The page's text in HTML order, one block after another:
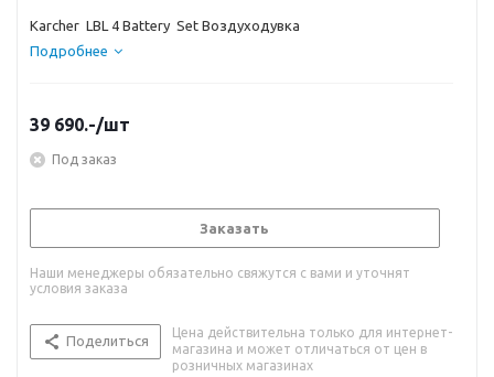
Karcher LBL 4 Battery Set Воздуходувка
Подробнее
39 690.-/шт
Под заказ
Заказать
Наши менеджеры обязательно свяжутся с вами и уточнят
условия заказа
Поделиться
Цена действительна только для интернет-
магазина и может отличаться от цен в
розничных магазинах